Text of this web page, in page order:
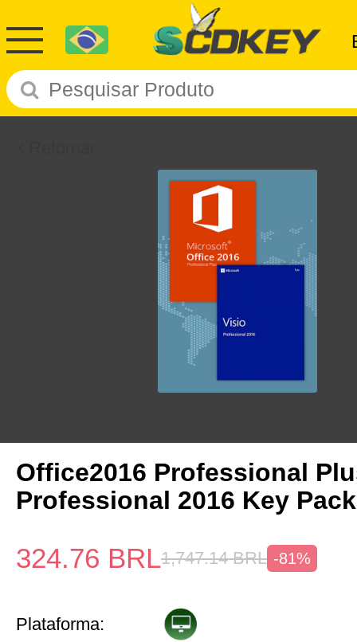
Office2016 Professional
Professional 2016 Key Pack
324.76 BRL1,747.14 BRL -81%
Plataforma: